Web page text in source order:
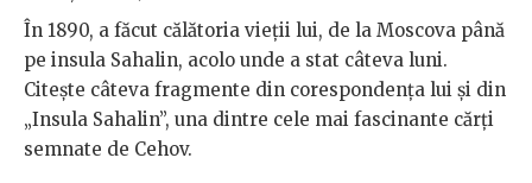
În 1890, a făcut călătoria vieții lui, de la Moscova până
pe insula Sahalin, acolo unde a stat câteva luni.
Citește câteva fragmente din corespondența lui și din
„Insula Sahalin”, una dintre cele mai fascinante cărți
semnate de Cehov.